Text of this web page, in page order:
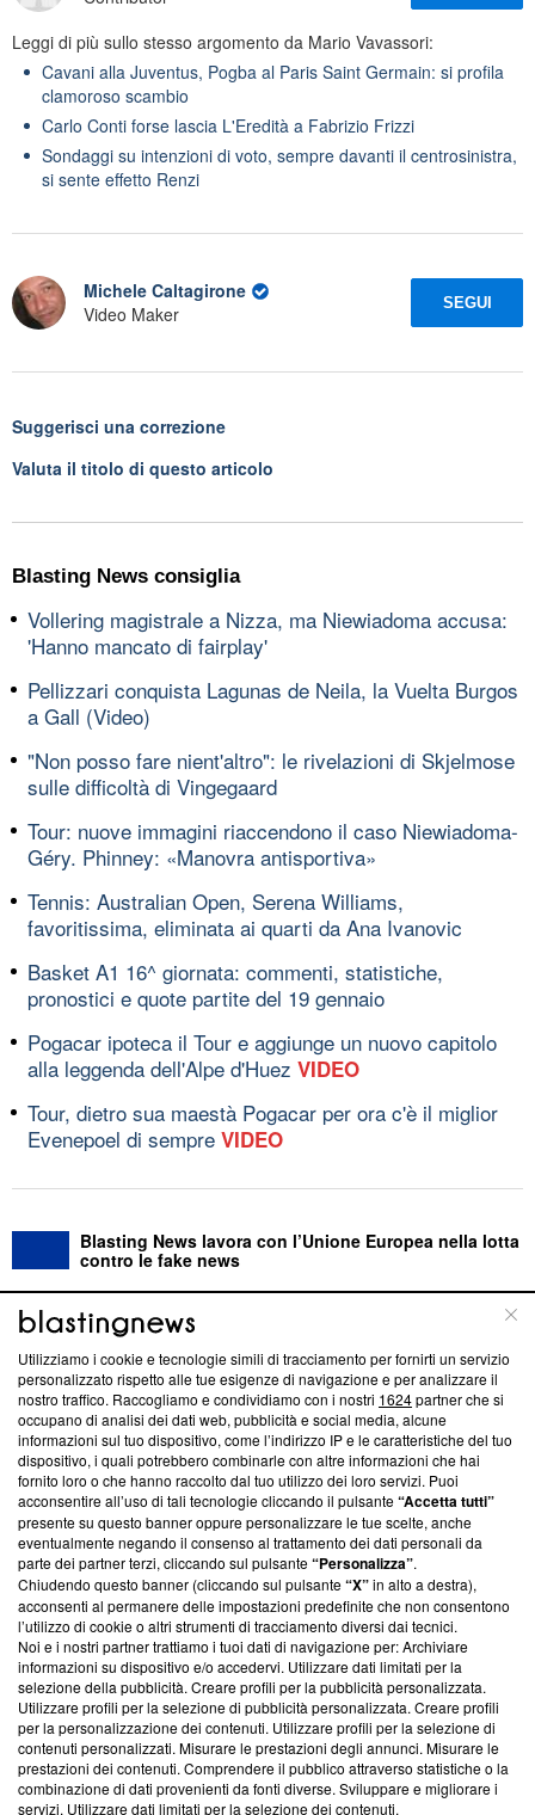
Leggi di più sullo stesso argomento da Mario Vavassori:
Cavani alla Juventus, Pogba al Paris Saint Germain: si profila
clamoroso scambio
Carlo Conti forse lascia L'Eredità a Fabrizio Frizzi
Sondaggi su intenzioni di voto, sempre davanti il centrosinistra,
si sente effetto Renzi
Michele Caltagirone
Video Maker
SEGUI
Suggerisci una correzione
Valuta il titolo di questo articolo
Blasting News consiglia
Vollering magistrale a Nizza, ma Niewiadoma accusa:
'Hanno mancato di fairplay'
Pellizzari conquista Lagunas de Neila, la Vuelta Burgos
a Gall (Video)
"Non posso fare nient'altro": le rivelazioni di Skjelmose
sulle difficoltà di Vingegaard
Tour: nuove immagini riaccendono il caso Niewiadoma-
Géry. Phinney: «Manovra antisportiva»
Tennis: Australian Open, Serena Williams,
favoritissima, eliminata ai quarti da Ana Ivanovic
Basket A1 16^ giornata: commenti, statistiche,
pronostici e quote partite del 19 gennaio
Pogacar ipoteca il Tour e aggiunge un nuovo capitolo
alla leggenda dell'Alpe d'Huez VIDEO
Tour, dietro sua maestà Pogacar per ora c'è il miglior
Evenepoel di sempre VIDEO
Blasting News lavora con l’Unione Europea nella lotta
contro le fake news
ABOUT LINEA EDITORIALE
Questa sezione offre informazioni trasparenti su Blasting
News, sui nostri processi editoriali e su come ci impegniamo a
creare news di qualità. Inoltre, afferma la nostra aderenza a
‘Trust Project - News with Integrity’Blasting News non è
ancora membro del programma, ma ha richiesto di farne
parte; Trust Project non ha ancora effettuato una verifica di
conformità agli standard.
Su di noi
Team editoriale
Corporate
Redazione
Informativa Privacy
Cookie Policy
Utilizziamo i cookie e tecnologie simili di tracciamento per fornirti un servizio
personalizzato rispetto alle tue esigenze di navigazione e per analizzare il
nostro traffico. Raccogliamo e condividiamo con i nostri 1624partner che si
occupano di analisi dei dati web, pubblicità e social media, alcune
informazioni sul tuo dispositivo, come l’indirizzo IP e le caratteristiche del tuo
dispositivo, i quali potrebbero combinarle con altre informazioni che hai
fornito loro o che hanno raccolto dal tuo utilizzo dei loro servizi. Puoi
acconsentire all’uso di tali tecnologie cliccando il pulsante“Accetta tutti”
presente su questo banner oppure personalizzare le tue scelte, anche
eventualmente negando il consenso al trattamento dei dati personali da
parte dei partner terzi, cliccando sul pulsante“Personalizza”.
Chiudendo questo banner (cliccando sul pulsante“X”in alto a destra),
acconsenti al permanere delle impostazioni predefinite che non consentono
l’utilizzo di cookie o altri strumenti di tracciamento diversi dai tecnici.
Noi e i nostri partner trattiamo i tuoi dati di navigazione per: Archiviare
informazioni su dispositivo e/o accedervi. Utilizzare dati limitati per la
selezione della pubblicità. Creare profili per la pubblicità personalizzata.
Utilizzare profili per la selezione di pubblicità personalizzata. Creare profili
per la personalizzazione dei contenuti. Utilizzare profili per la selezione di
contenuti personalizzati. Misurare le prestazioni degli annunci. Misurare le
prestazioni dei contenuti. Comprendere il pubblico attraverso statistiche o la
combinazione di dati provenienti da fonti diverse. Sviluppare e migliorare i
servizi. Utilizzare dati limitati per la selezione dei contenuti.